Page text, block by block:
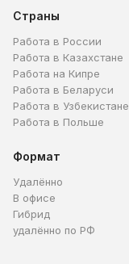
Страны
Работа в России
Работа в Казахстане
Работа на Кипре
Работа в Беларуси
Работа в Узбекистане
Работа в Польше
Формат
Удалённо
В офисе
Гибрид
удалённо по РФ